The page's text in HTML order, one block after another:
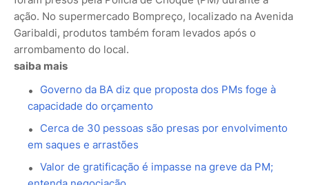
ação. No supermercado Bompreço, localizado na Avenida
Garibaldi, produtos também foram levados após o
arrombamento do local.
saiba mais
Governo da BA diz que proposta dos PMs foge à
capacidade do orçamento
Cerca de 30 pessoas são presas por envolvimento
em saques e arrastões
Valor de gratificação é impasse na greve da PM;